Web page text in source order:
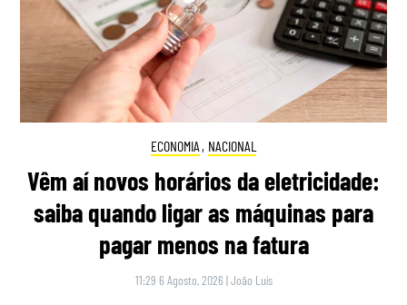
ECONOMIA , NACIONAL
Vêm aí novos horários da eletricidade:
saiba quando ligar as máquinas para
pagar menos na fatura
11:29 6 Agosto, 2026 |João Luís